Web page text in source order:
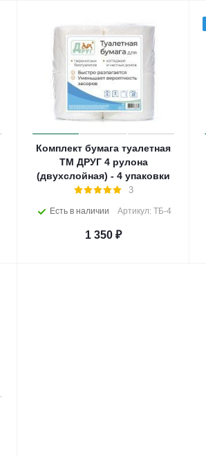
Комплект бумага туалетная
ТМ ДРУГ 4 рулона
(двухслойная) - 4 упаковки
3
Есть в наличии Артикул: ТБ-4
1 350 ₽